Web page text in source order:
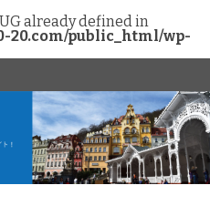
already defined in
20.com/public_html/wp-